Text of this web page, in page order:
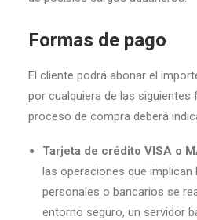
Formas de pago
El cliente podrá abonar el
por cualquiera de las siguientes
proceso de compra deberá
Tarjeta de crédito VISA o
las operaciones que
personales o bancarios se
entorno seguro, un servidor